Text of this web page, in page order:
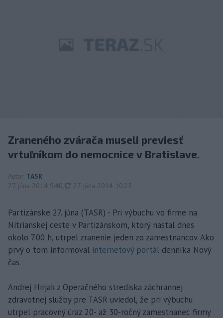
Zraneného zvárača museli previesť
vrtuľníkom do nemocnice v Bratislave.
Autor TASR
27. júna 2014 9:40
aktualizované
27. júna 2014 10:25
Partizánske 27. júna (TASR) - Pri výbuchu vo firme na
Nitrianskej ceste v Partizánskom, ktorý nastal dnes
okolo 7.00 h, utrpel zranenie jeden zo zamestnancov. Ako
prvý o tom informoval internetový portál denníka Nový
čas.
Andrej Hirjak z Operačného strediska záchrannej
zdravotnej služby pre TASR uviedol, že pri výbuchu
utrpel pracovný úraz 20- až 30-ročný zamestnanec firmy